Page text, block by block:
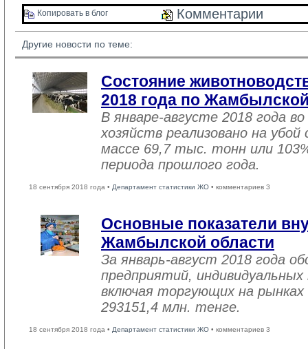
Копировать в блог Комментарии
Другие новости по теме:
Состояние
2018 года по
В январе-августе 2018 года
хозяйств реализовано на
массе 69,7 тыс. тонн или
периода прошлого года.
18 сентября 2018 года • Департамент статистики ЖО • комментариев 3
Основные показатели
Жамбылской области
За январь-август 2018 года
предприятий,
включая торгующих на рынках
293151,4 млн. тенге.
18 сентября 2018 года • Департамент статистики ЖО • комментариев 3